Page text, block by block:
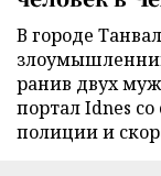
В городе
ранив двух
портал Idnes
полиции и